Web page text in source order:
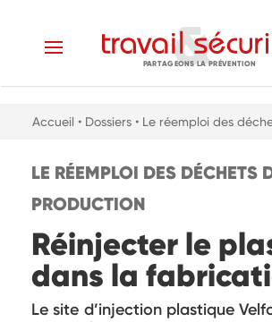
PARTAGEONS LA PRÉVENTION
Accueil • Dossiers • Le réemploi des
LE RÉEMPLOI DES DÉCHETS
PRODUCTION
Réinjecter le
dans la
Le site d’injection plastique